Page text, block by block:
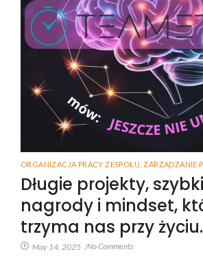
ORGANIZACJA PRACY ZESPOŁU ZARZĄDZANIE
Długie projekty,
nagrody i mindset,
trzyma nas przy życiu.
May 14, 2025 /No Comments